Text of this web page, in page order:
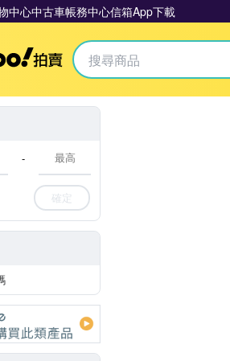
中心中古車帳務中心信箱App下載
Yahoo拍賣
-
確定